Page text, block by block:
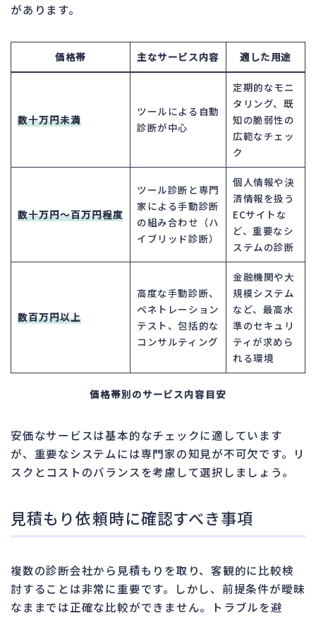
があります。
価格帯 主なサービス内容 適した用途
数十万円未満
ツールによる自動
診断が中心
定期的なモニ
タリング、既
知の脆弱性の
広範なチェッ
ク
数十万円～百万円程度
ツール診断と専門
家による手動診断
の組み合わせ（ハ
イブリッド診断）
個人情報や決
済情報を扱う
ECサイトな
ど、重要なシ
ステムの診断
数百万円以上
高度な手動診断、
ペネトレーション
テスト、包括的な
コンサルティング
金融機関や大
規模システム
など、最高水
準のセキュリ
ティが求めら
れる環境
価格帯別のサービス内容目安
安価なサービスは基本的なチェックに適しています
が、重要なシステムには専門家の知見が不可欠です。リ
スクとコストのバランスを考慮して選択しましょう。
見積もり依頼時に確認すべき事項
複数の診断会社から見積もりを取り、客観的に比較検
討することは非常に重要です。しかし、前提条件が曖昧
なままでは正確な比較ができません。トラブルを避